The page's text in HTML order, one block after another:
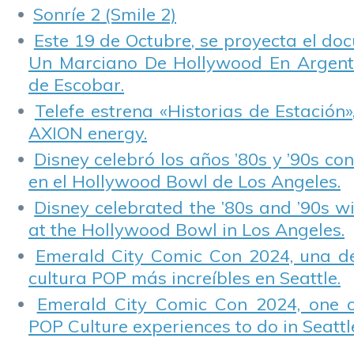
Sonríe 2 (Smile 2)
Este 19 de Octubre, se proyecta el
Un Marciano De Hollywood En
de Escobar.
Telefe estrena «Historias de
AXION energy.
Disney celebró los años ’80s y ’90s
en el Hollywood Bowl de Los Angeles.
Disney celebrated the ’80s and ’90s
at the Hollywood Bowl in Los Angeles.
Emerald City Comic Con 2024, una
cultura POP más increíbles en Seattle.
Emerald City Comic Con 2024,
POP Culture experiences to do in